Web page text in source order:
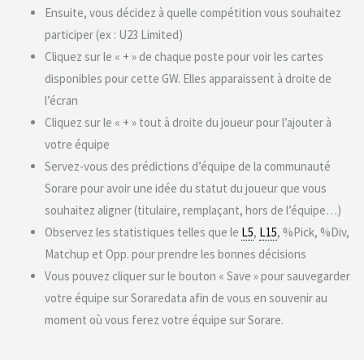
Ensuite, vous décidez à quelle compétition vous souhaitez
participer (ex : U23 Limited)
Cliquez sur le « + » de chaque poste pour voir les cartes
disponibles pour cette GW. Elles apparaissent à droite de
l’écran
Cliquez sur le « + » tout à droite du joueur pour l’ajouter à
votre équipe
Servez-vous des prédictions d’équipe de la communauté
Sorare pour avoir une idée du statut du joueur que vous
souhaitez aligner (titulaire, remplaçant, hors de l’équipe…)
Observez les statistiques telles que le L5, L15, %Pick, %Div,
Matchup et Opp. pour prendre les bonnes décisions
Vous pouvez cliquer sur le bouton « Save » pour sauvegarder
votre équipe sur Soraredata afin de vous en souvenir au
moment où vous ferez votre équipe sur Sorare.